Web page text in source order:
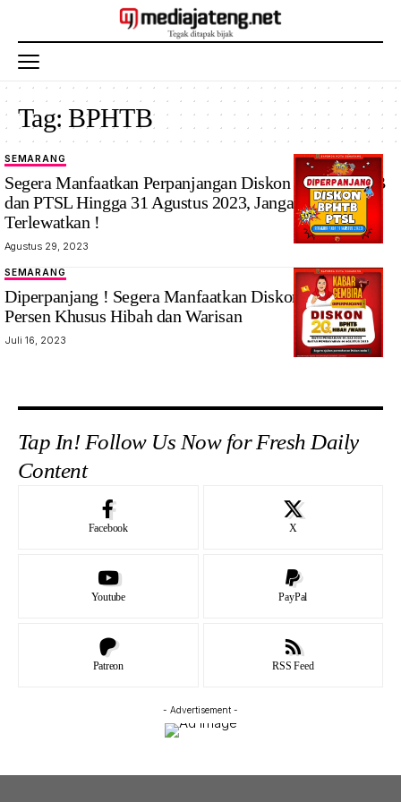
Tag:BPHTB
SEMARANG
Segera Manfaatkan Perpanjangan Diskon 30% BPHTB
dan PTSL Hingga 31 Agustus 2023, Jangan Sampai
Terlewatkan !
Agustus 29, 2023
SEMARANG
Diperpanjang ! Segera Manfaatkan Diskon BPHTB 20
Persen Khusus Hibah dan Warisan
Juli 16, 2023
Tap In! Follow Us Now for Fresh Daily
Content
Facebook X
Youtube PayPal
Patreon RSS Feed
- Advertisement -